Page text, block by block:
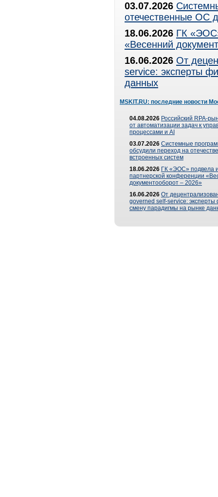
03.07.2026
отечественные ОС
18.06.2026 ГК
«Весенний
16.06.2026 От
service: эксперты
данных
MSKIT.RU: последние новости
04.08.2026 Российский RPA-
от автоматизации задач к
процессами и AI
03.07.2026 Системные
обсудили переход на
встроенных систем
18.06.2026 ГК «ЭОС» подвела
партнерской конференции
документооборот – 2026»
16.06.2026 От
governed self-service: эксперты
смену парадигмы на рынке